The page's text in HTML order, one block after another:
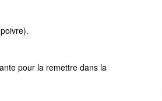
pour la remettre dans la